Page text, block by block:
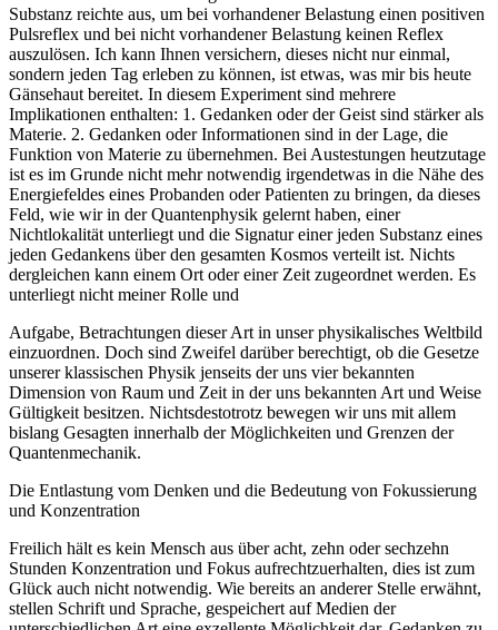
Substanz reichte aus, um bei vorhandener Belastung einen positiven
Pulsreflex und bei nicht vorhandener Belastung keinen Reflex
auszulösen. Ich kann Ihnen versichern, dieses nicht nur einmal,
sondern jeden Tag erleben zu können, ist etwas, was mir bis heute
Gänsehaut bereitet. In diesem Experiment sind mehrere
Implikationen enthalten: 1. Gedanken oder der Geist sind stärker als
Materie. 2. Gedanken oder Informationen sind in der Lage, die
Funktion von Materie zu übernehmen. Bei Austestungen heutzutage
ist es im Grunde nicht mehr notwendig irgendetwas in die Nähe des
Energiefeldes eines Probanden oder Patienten zu bringen, da dieses
Feld, wie wir in der Quantenphysik gelernt haben, einer
Nichtlokalität unterliegt und die Signatur einer jeden Substanz eines
jeden Gedankens über den gesamten Kosmos verteilt ist. Nichts
dergleichen kann einem Ort oder einer Zeit zugeordnet werden. Es
unterliegt nicht meiner Rolle und
Aufgabe, Betrachtungen dieser Art in unser physikalisches Weltbild
einzuordnen. Doch sind Zweifel darüber berechtigt, ob die Gesetze
unserer klassischen Physik jenseits der uns vier bekannten
Dimension von Raum und Zeit in der uns bekannten Art und Weise
Gültigkeit besitzen. Nichtsdestotrotz bewegen wir uns mit allem
bislang Gesagten innerhalb der Möglichkeiten und Grenzen der
Quantenmechanik.
Die Entlastung vom Denken und die Bedeutung von Fokussierung
und Konzentration
Freilich hält es kein Mensch aus über acht, zehn oder sechzehn
Stunden Konzentration und Fokus aufrechtzuerhalten, dies ist zum
Glück auch nicht notwendig. Wie bereits an anderer Stelle erwähnt,
stellen Schrift und Sprache, gespeichert auf Medien der